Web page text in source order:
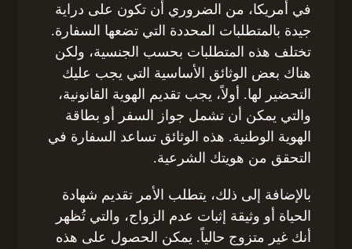
في أمريكا، من الضروري أن تكون على دراية
جيدة بالمتطلبات المحددة التي تضعها السفارة.
تختلف هذه المتطلبات بحسب الجنسية، ولكن
هناك بعض الوثائق الأساسية التي يجب عليك
التحضير لها. أولاً، يجب تقديم الهوية القانونية،
والتي يمكن أن تشمل جواز السفر أو بطاقة
الهوية الوطنية. هذه الوثائق تساعد السفارة في
التحقق من هويتك الشرعية.
بالإضافة إلى ذلك، يتطلب الأمر تقديم شهادة
الحياة أو وثيقة إثبات عدم الزواج، والتي تُظهر
أنك غير متزوج حالياً. يمكن الحصول على هذه